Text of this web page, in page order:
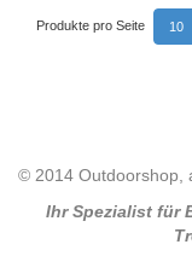
Produkte pro Seite 10
© 2014 Outdoorshop,
Ihr Spezialist für